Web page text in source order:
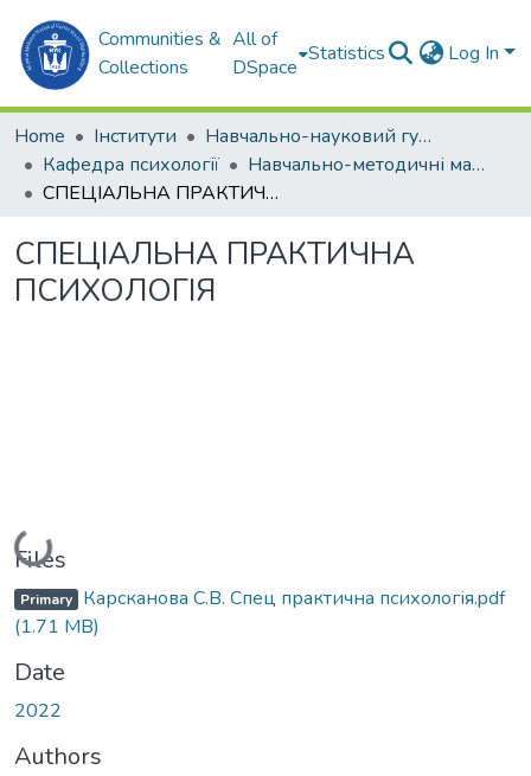
Communities &
Collections
All of
DSpace
Statistics Log In
Home Інститути
Навчально-науковий гуманітарний інститут (ННГІ)
Кафедра психології
Навчально-методичні матеріали. Кафедра психології
СПЕЦІАЛЬНА ПРАКТИЧНА ПСИХОЛОГІЯ
СПЕЦІАЛЬНА ПРАКТИЧНА
ПСИХОЛОГІЯ
Loading...
Files
Primary Карсканова С.В. Спец практична психологія.pdf
(1.71 MB)
Date
2022
Authors